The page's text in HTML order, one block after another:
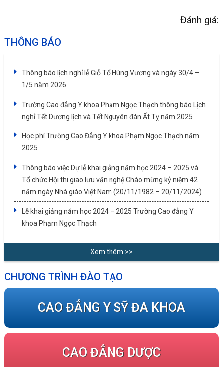
Đánh giá:
THÔNG BÁO
Thông báo lịch nghỉ lễ Giỗ Tổ Hùng Vương và ngày 30/4 –
1/5 năm 2026
Trường Cao đẳng Y khoa Phạm Ngọc Thạch thông báo Lịch
nghỉ Tết Dương lịch và Tết Nguyên đán Ất Tỵ năm 2025
Học phí Trường Cao Đẳng Y khoa Phạm Ngọc Thạch năm
2025
Thông báo việc Dự lễ khai giảng năm học 2024 – 2025 và
Tổ chức Hội thi giao lưu văn nghệ Chào mừng kỷ niệm 42
năm ngày Nhà giáo Việt Nam (20/11/1982 – 20/11/2024)
Lễ khai giảng năm học 2024 – 2025 Trường Cao đẳng Y
khoa Phạm Ngọc Thạch
Xem thêm >>
CHƯƠNG TRÌNH ĐÀO TẠO
CAO ĐẲNG Y SỸ ĐA KHOA
CAO ĐẲNG DƯỢC